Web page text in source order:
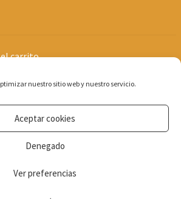
nuestro sitio web y nuestro servicio.
Aceptar cookies
Denegado
Ver preferencias
carrito.
de Peluquería y Estética 2026